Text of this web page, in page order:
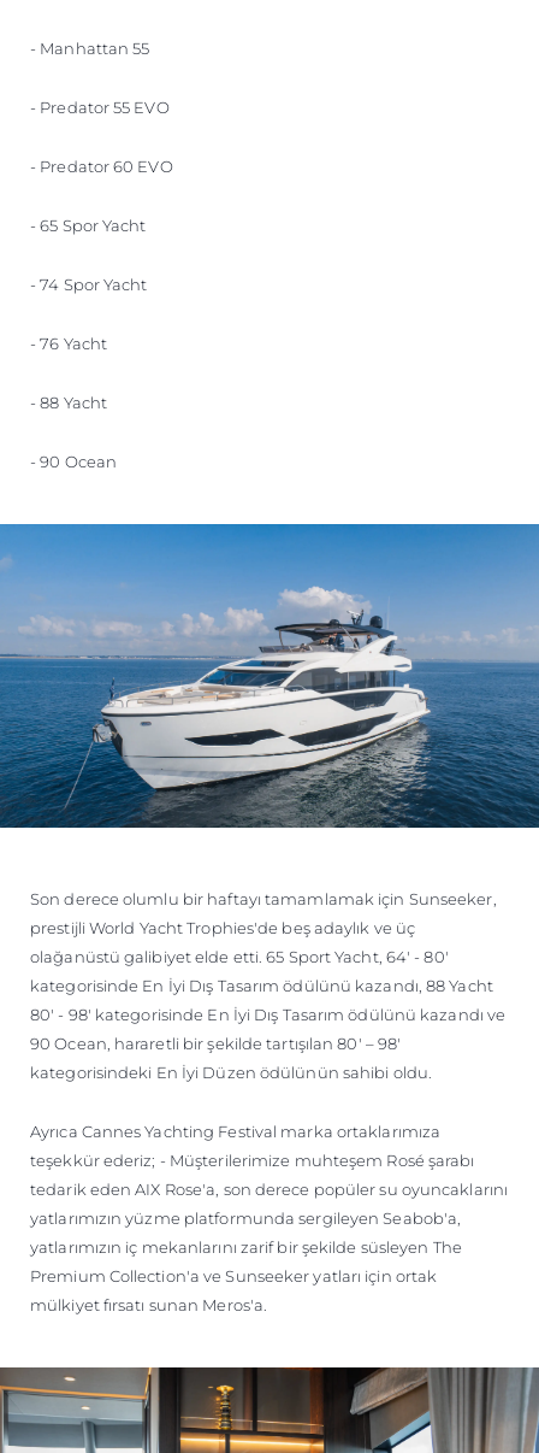
- Manhattan 55
- Predator 55 EVO
- Predator 60 EVO
- 65 Spor Yacht
- 74 Spor Yacht
- 76 Yacht
- 88 Yacht
- 90 Ocean
Son derece olumlu bir haftayı tamamlamak için Sunseeker,
prestijli World Yacht Trophies'de beş adaylık ve üç
olağanüstü galibiyet elde etti. 65 Sport Yacht, 64' - 80'
kategorisinde En İyi Dış Tasarım ödülünü kazandı, 88 Yacht
80' - 98' kategorisinde En İyi Dış Tasarım ödülünü kazandı ve
90 Ocean, hararetli bir şekilde tartışılan 80' – 98'
kategorisindeki En İyi Düzen ödülünün sahibi oldu.
Ayrıca Cannes Yachting Festival marka ortaklarımıza
teşekkür ederiz; - Müşterilerimize muhteşem Rosé şarabı
tedarik eden AIX Rose'a, son derece popüler su oyuncaklarını
yatlarımızın yüzme platformunda sergileyen Seabob'a,
yatlarımızın iç mekanlarını zarif bir şekilde süsleyen The
Premium Collection'a ve Sunseeker yatları için ortak
mülkiyet fırsatı sunan Meros'a.